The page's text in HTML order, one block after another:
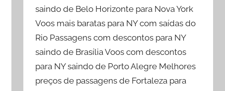
saindo de Belo Horizonte para Nova York
Voos mais baratas para NY com saídas do
Rio Passagens com descontos para NY
saindo de Brasília Voos com descontos
para NY saindo de Porto Alegre Melhores
preços de passagens de Fortaleza para